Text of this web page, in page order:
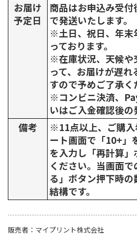
お届け
予定日
商品はお申込み受
で発送いたします。
※土日、祝日、年末
っております。
※在庫状況、天候や
って、お届けが遅れ
すので予めご了承く
※コンビニ決済、
いはご入金確認後の
備考
※11点以上、ご購入
ート画面で「10+」
を入力し「再計算
ください。当画面
る」ボタン押下時
結構です。
販売者
マイプリント株式会社